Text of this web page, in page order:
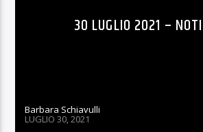
30 LUGLIO 2021 –
Barbara Schiavulli
LUGLIO 30, 2021